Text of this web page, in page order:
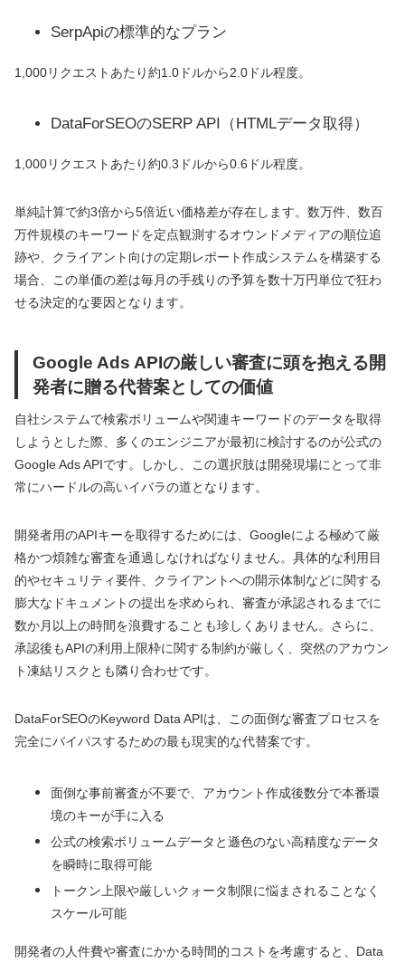
SerpApiの標準的なプラン
1,000リクエストあたり約1.0ドルから2.0ドル程度。
DataForSEOのSERP API（HTMLデータ取得）
1,000リクエストあたり約0.3ドルから0.6ドル程度。
単純計算で約3倍から5倍近い価格差が存在します。数万件、数百
万件規模のキーワードを定点観測するオウンドメディアの順位追
跡や、クライアント向けの定期レポート作成システムを構築する
場合、この単価の差は毎月の手残りの予算を数十万円単位で狂わ
せる決定的な要因となります。
Google Ads APIの厳しい審査に頭を抱える開
発者に贈る代替案としての価値
自社システムで検索ボリュームや関連キーワードのデータを取得
しようとした際、多くのエンジニアが最初に検討するのが公式の
Google Ads APIです。しかし、この選択肢は開発現場にとって非
常にハードルの高いイバラの道となります。
開発者用のAPIキーを取得するためには、Googleによる極めて厳
格かつ煩雑な審査を通過しなければなりません。具体的な利用目
的やセキュリティ要件、クライアントへの開示体制などに関する
膨大なドキュメントの提出を求められ、審査が承認されるまでに
数か月以上の時間を浪費することも珍しくありません。さらに、
承認後もAPIの利用上限枠に関する制約が厳しく、突然のアカウン
ト凍結リスクとも隣り合わせです。
DataForSEOのKeyword Data APIは、この面倒な審査プロセスを
完全にバイパスするための最も現実的な代替案です。
面倒な事前審査が不要で、アカウント作成後数分で本番環
境のキーが手に入る
公式の検索ボリュームデータと遜色のない高精度なデータ
を瞬時に取得可能
トークン上限や厳しいクォータ制限に悩まされることなく
スケール可能
開発者の人件費や審査にかかる時間的コストを考慮すると、Data